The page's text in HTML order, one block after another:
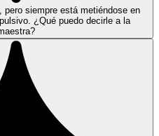
pero siempre está metiéndose en
¿Qué puedo decirle a la